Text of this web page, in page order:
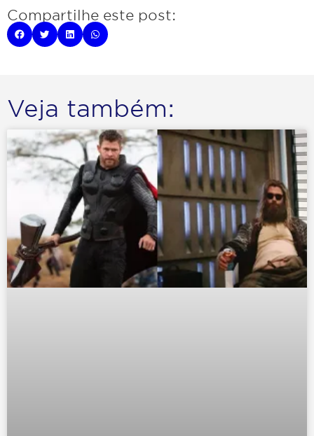
Compartilhe este post:
Veja também: